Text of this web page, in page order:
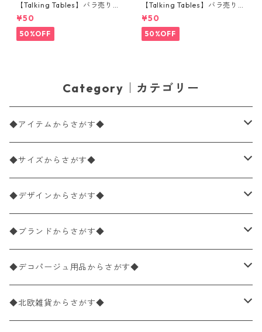
【Talking Tables】バラ売り1
枚 ランチサイズ ペーパーナプ
キン COASTAL ブルー
¥50
50%OFF
【Talking Tables】バラ売り1
枚 ランチサイズ ペーパーナプ
キン WE LOVE ICE CREAM ホ
ワイト
¥50
50%OFF
Category｜カテゴリー
◆アイテムからさがす◆
ペーパーナプキン2枚バラ売り
ペーパーナプキン1枚バラ売り
ペーパーナプキン20枚入りパック
ペーパーナプキン10枚入りパック
ライスペーパー
◆サイズからさがす◆
33×33cm（ランチサイズ）
バラ売り
パック売り
25×25cm（カクテルサイズ）
バラ売り
パック売り
40×40cm（ディナーサイズ）
バラ売り
21×21cm（ポケットサイズ）
◆デザインからさがす◆
花柄
植物・グリーン柄
動物・鳥・昆虫・蝶柄
◆ブランドからさがす◆
ドイツ製 IHR/イア
ランチサイズ
ドイツ製 Ambiente/アンビエンテ
◆デコパージュ用品からさがす◆
デコパージュ液
◆北欧雑貨からさがす◆